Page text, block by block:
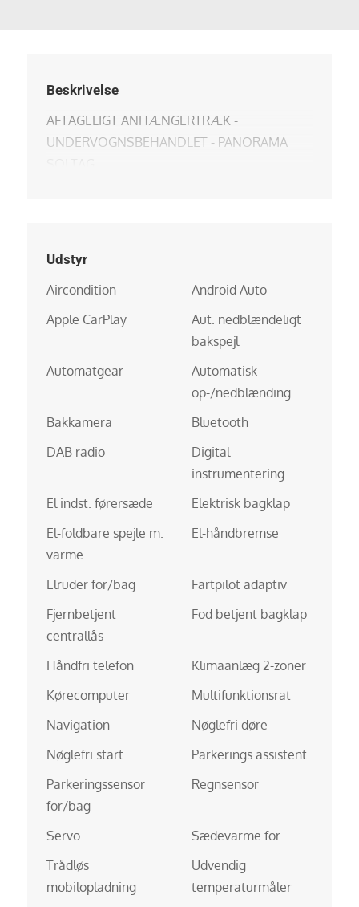
Beskrivelse
AFTAGELIGT ANHÆNGERTRÆK -
UNDERVOGNSBEHANDLET - PANORAMA
Udstyr
Aircondition
Android Auto
Apple CarPlay
Aut. nedblændeligt
bakspejl
Automatgear
Automatisk
op-/nedblænding
Bakkamera
Bluetooth
DAB radio
Digital
instrumentering
El indst. førersæde
Elektrisk bagklap
El-foldbare spejle m.
varme
El-håndbremse
Elruder for/bag
Fartpilot adaptiv
Fjernbetjent
centrallås
Fod betjent bagklap
Håndfri telefon
Klimaanlæg 2-zoner
Kørecomputer
Multifunktionsrat
Navigation
Nøglefri døre
Nøglefri start
Parkerings assistent
Parkeringssensor
for/bag
Regnsensor
Servo
Sædevarme for
Trådløs
mobilopladning
Udvendig
temperaturmåler